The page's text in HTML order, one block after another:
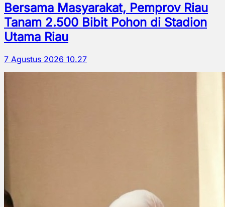
Bersama Masyarakat, Pemprov Riau
Tanam 2.500 Bibit Pohon di Stadion
Utama Riau
7 Agustus 2026 10.27